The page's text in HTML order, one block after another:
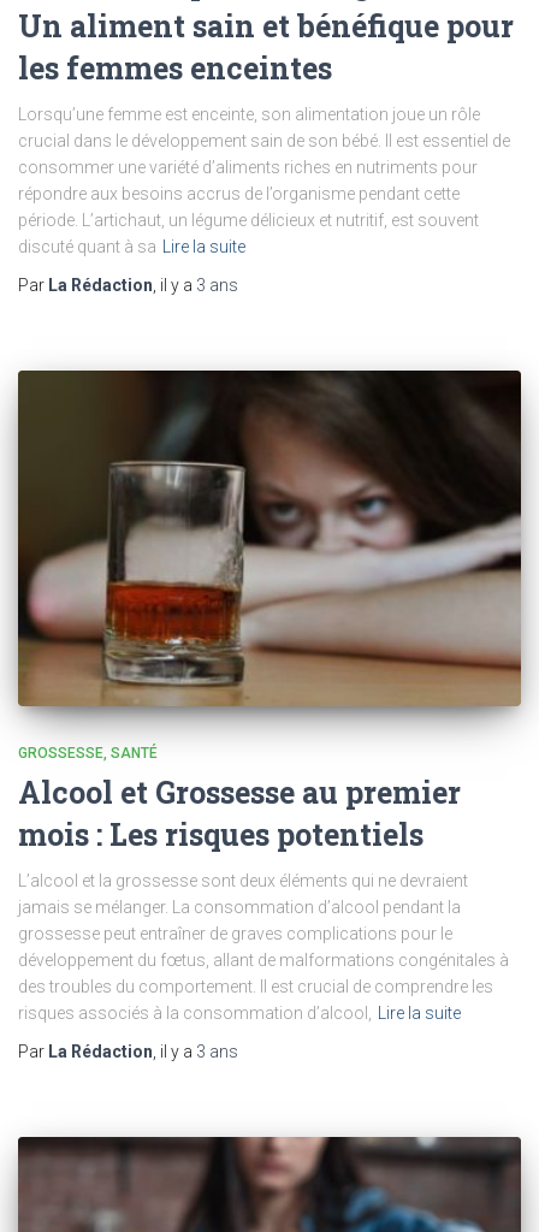
Un aliment sain et bénéfique pour
les femmes enceintes
Lorsqu’une femme est enceinte, son alimentation joue un rôle
crucial dans le développement sain de son bébé. Il est essentiel de
consommer une variété d’aliments riches en nutriments pour
répondre aux besoins accrus de l’organisme pendant cette
période. L’artichaut, un légume délicieux et nutritif, est souvent
discuté quant à sa Lire la suite
Par La Rédaction, il y a 3 ans
GROSSESSE SANTÉ
Alcool et Grossesse au premier
mois : Les risques potentiels
L’alcool et la grossesse sont deux éléments qui ne devraient
jamais se mélanger. La consommation d’alcool pendant la
grossesse peut entraîner de graves complications pour le
développement du fœtus, allant de malformations congénitales à
des troubles du comportement. Il est crucial de comprendre les
risques associés à la consommation d’alcool,
Lire la suite
Par La Rédaction , il y a 3 ans